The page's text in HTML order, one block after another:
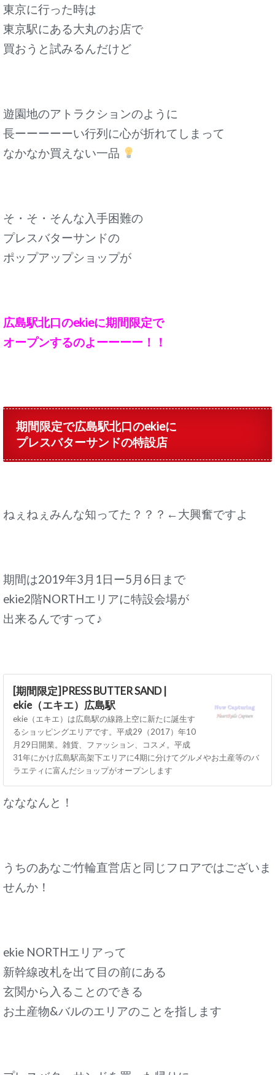
東京に行った時は
東京駅にある大丸のお店で
買おうと試みるんだけど
遊園地のアトラクションのように
長ーーーーーい行列に心が折れてしまって
なかなか買えない一品
そ・そ・そんな入手困難の
プレスバターサンドの
ポップアップショップが
広島駅北口のekieに期間限定で
オープンするのよーーーー！！
期間限定で広島駅北口のekieに
プレスバターサンドの特設店
ねぇねぇみんな知ってた？？？←大興奮ですよ
期間は2019年3月1日ー5月6日まで
ekie2階NORTHエリアに特設会場が
出来るんですって♪
[期間限定]PRESS BUTTER SAND |
ekie（エキエ）広島駅
ekie（エキエ）は広島駅の線路上空に新たに誕生す
るショッピングエリアです。平成29（2017）年10
月29日開業。雑貨、ファッション、コスメ。平成
31年にかけ広島駅高架下エリアに4期に分けてグルメやお土産等のバ
ラエティに富んだショップがオープンします
なななんと！
うちのあなご竹輪直営店と同じフロアではございま
せんか！
ekie NORTHエリアって
新幹線改札を出て目の前にある
玄関から入ることのできる
お土産物&バルのエリアのことを指します